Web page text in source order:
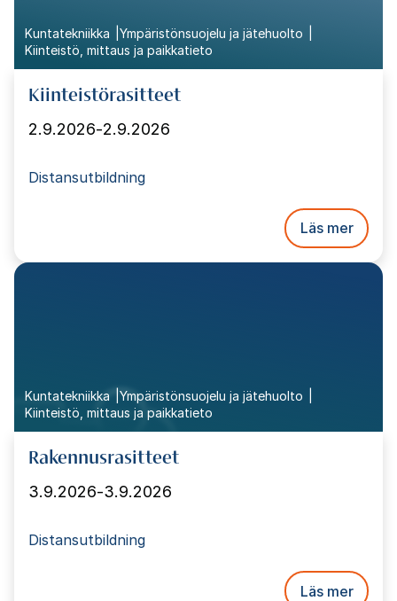
Kuntatekniikka
Ympäristönsuojelu ja jätehuolto
Kiinteistö, mittaus ja paikkatieto
Kiinteistörasitteet
2.9.2026-2.9.2026
Distansutbildning
Läs mer
Kuntatekniikka
Ympäristönsuojelu ja jätehuolto
Kiinteistö, mittaus ja paikkatieto
Rakennusrasitteet
3.9.2026-3.9.2026
Distansutbildning
Läs mer